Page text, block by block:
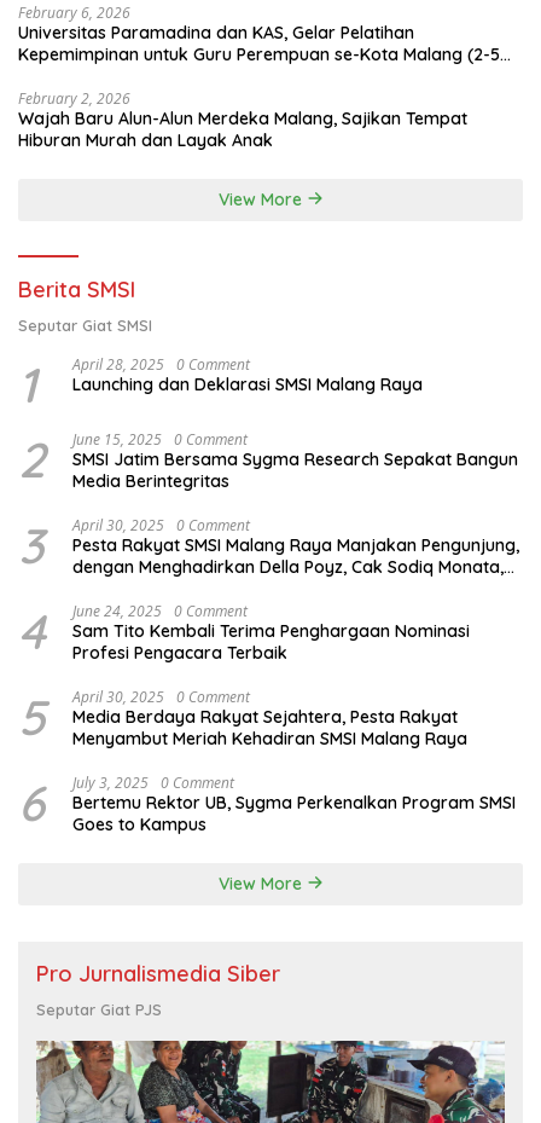
February 6, 2026
Universitas Paramadina dan KAS, Gelar Pelatihan
Kepemimpinan untuk Guru Perempuan se-Kota Malang (2-5
February 2, 2026
Wajah Baru Alun-Alun Merdeka Malang, Sajikan Tempat
Hiburan Murah dan Layak Anak
View More
Berita SMSI
Seputar Giat SMSI
1 April 28, 2025 0 Comment
Launching dan Deklarasi SMSI Malang Raya
2 June 15, 2025 0 Comment
SMSI Jatim Bersama Sygma Research Sepakat Bangun
Media Berintegritas
3 April 30, 2025 0 Comment
Pesta Rakyat SMSI Malang Raya Manjakan Pengunjung,
dengan Menghadirkan Della Poyz, Cak Sodiq Monata,
4 June 24, 2025 0 Comment
Sam Tito Kembali Terima Penghargaan Nominasi
Profesi Pengacara Terbaik
5 April 30, 2025 0 Comment
Media Berdaya Rakyat Sejahtera, Pesta Rakyat
Menyambut Meriah Kehadiran SMSI Malang Raya
6 July 3, 2025 0 Comment
Bertemu Rektor UB, Sygma Perkenalkan Program SMSI
Goes to Kampus
View More
Pro Jurnalismedia Siber
Seputar Giat PJS